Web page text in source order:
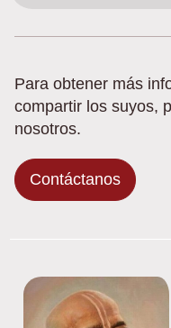
Para obtener más
compartir los suyos,
nosotros.
Contáctanos